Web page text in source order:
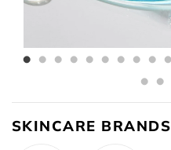
SKINCARE BRANDS